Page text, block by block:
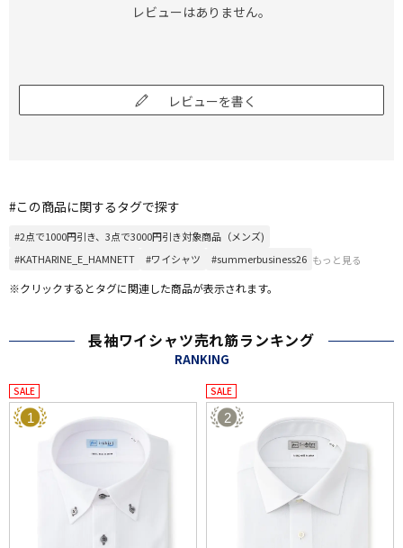
レビューはありません。
レビューを書く
#この商品に関するタグで探す
#2点で1000円引き、3点で3000円引き対象商品（メンズ)
#KATHARINE_E_HAMNETT
#ワイシャツ #summerbusiness26 もっと見る
※クリックするとタグに関連した商品が表示されます。
長袖ワイシャツ売れ筋ランキング
RANKING
SALE
1
SALE
2